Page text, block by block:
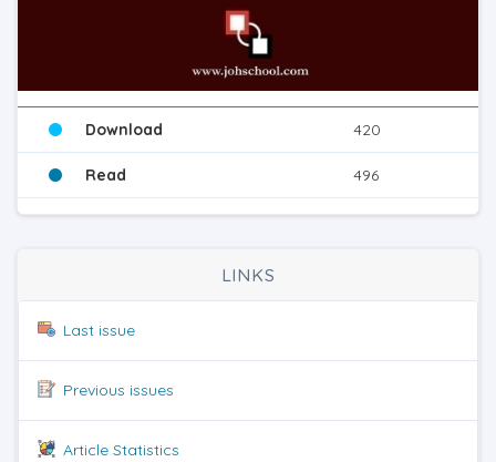
Download 420
Read 496
LINKS
Last issue
Previous issues
Article Statistics